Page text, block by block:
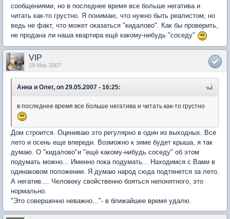
сообщениями, но в последнее время все больше негатива и
читать как-то грустно. Я понимаю, что нужно быть реалистом, но
ведь не факт, что может оказаться "кидалово". Как бы проверить,
не продана ли наша квартира ещё какому-нибудь "соседу"
VIP
29 May 2007
Анна и Олег, on 29.05.2007 - 16:25:
в последнее время все больше негатива и читать как-то грустно
Дом строится. Оцениваю это регулярно в один из выходных. Все
лето и осень еще впереди. Возможно к зиме будет крыша, я так
думаю. О "кидалово"и "ещё какому-нибудь соседу" об этом
подумать можно... Именно пока подумать... Находимся с Вами в
одинаковом положении. Я думаю народ сюда подтянется за лето.
А негатив.... Человеку свойственно бояться непонятного, это
нормально.
"Это совершенно неважно..."- в ближайшее время удалю.